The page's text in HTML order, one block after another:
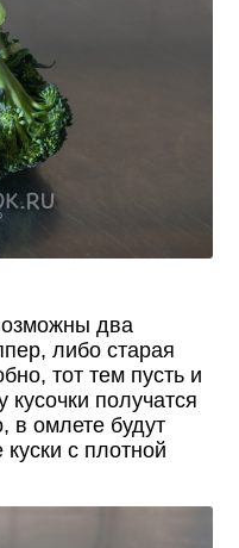
два
либо старая
тот тем пусть и
кусочки получатся
в омлете будут
с плотной